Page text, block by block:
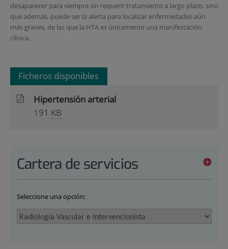
desaparecer para siempre sin requerir tratamiento a largo plazo, sino
que además, puede ser la alerta para localizar enfermedades aún
más graves, de las que la HTA es únicamente una manifestación
clínica.
Ficheros disponibles
Hipertensión arterial
191 KB
Cartera de servicios
Seleccione una opción: